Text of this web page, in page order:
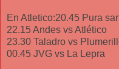
En Atletico:20.45 Pura
22.15 Andes vs Atlético
23.30 Taladro vs
00.45 JVG vs La Lepra